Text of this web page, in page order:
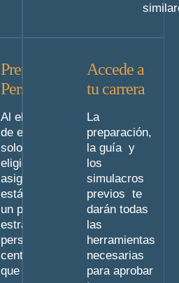
Preparación
Personalizada
Al elegir el plan
de estudio no
solo estas
eligiendo unas
asignaturas
estás eligiendo
un punto de
estrada y una
perspectiva
centrada en lo
que será tu
Accede a
tu carrera
La
preparación,
la guía y
los
simulacros
previos te
darán todas
las
herramientas
necesarias
para aprobar